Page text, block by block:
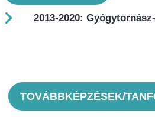
2013-2020:
TOVÁBBKÉPZÉSEK/